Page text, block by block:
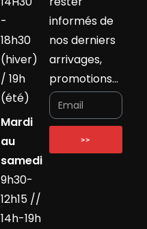
-
18h30
(hiver)
/ 19h
(été)
Mardi
au
samedi
9h30-
12h15 //
14h-19h
informés de
nos derniers
arrivages,
promotions…
>>